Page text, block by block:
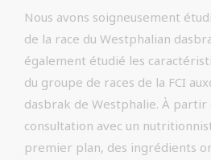
Nous avons soigneusement
de la race du Westphalian
également étudié les
du groupe de races de la FCI
dasbrak de Westphalie. À partir
consultation avec un
premier plan, des ingrédients